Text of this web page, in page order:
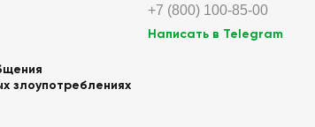
злоупотреблениях
+7 (800) 100-85-00
Написать в Telegram